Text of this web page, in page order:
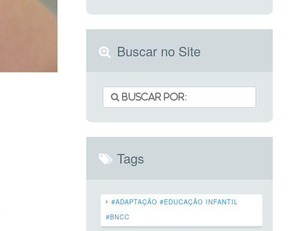
Buscar no Site
Tags
#ADAPTAÇÃO #EDUCAÇÃO INFANTIL
#BNCC